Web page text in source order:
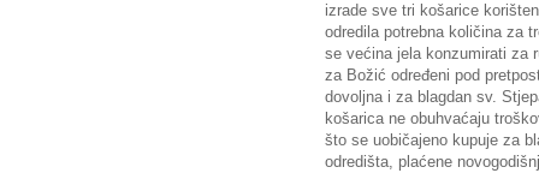
izrade sve tri košarice
odredila potrebna količina za
se većina jela konzumirati za
za Božić određeni pod
dovoljna i za blagdan sv.
košarica ne obuhvaćaju
što se uobičajeno kupuje za
odredišta, plaćene